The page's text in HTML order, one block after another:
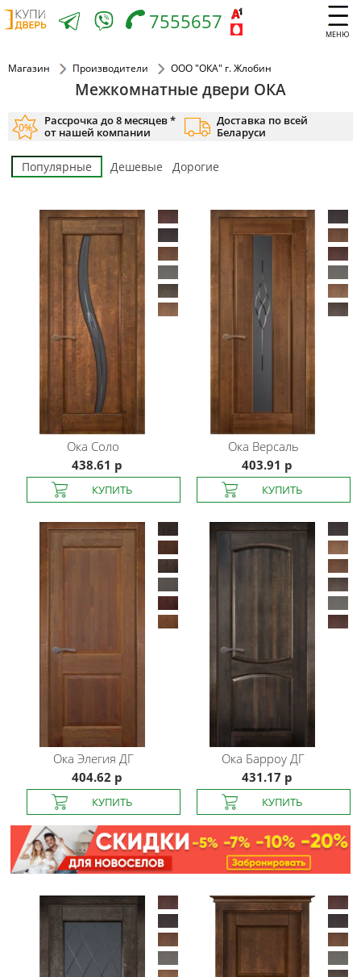
МЕНЮ
7555657
Магазин Производители ООО "ОКА" г. Жлобин
Межкомнатные двери ОКА
Рассрочка до 8 месяцев *
от нашей компании
Доставка по всей
Беларуси
Популярные Дешевые Дорогие
Ока Соло
438.61 р
Ока Версаль
403.91 р
Ока Элегия ДГ
404.62 р
Ока Барроу ДГ
431.17 р